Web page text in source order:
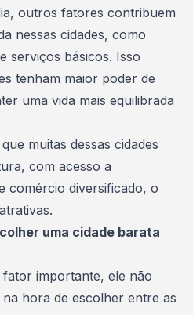
outros fatores contribuem
nessas cidades, como
serviços básicos. Isso
tenham maior poder de
uma vida mais equilibrada
muitas dessas cidades
com acesso a
comércio diversificado, o
uma cidade barata
importante, ele não
hora de escolher entre as